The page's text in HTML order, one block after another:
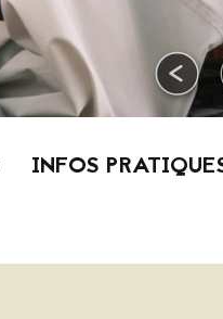
INFOS